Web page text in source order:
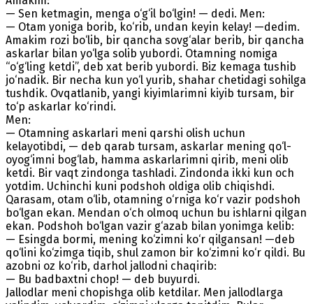
— Sen ketmagin, menga o‘g‘il bo‘lgin! — dedi. Men:
— Otam yoniga borib, ko‘rib, undan keyin kelay! —dedim.
Amakim rozi bo‘lib, bir qancha sovg‘alar berib, bir qancha
askarlar bilan yo‘lga solib yubordi. Otamning nomiga
“o‘g‘ling ketdi”, deb xat berib yubordi. Biz kemaga tushib
jo‘nadik. Bir necha kun yo‘l yurib, shahar chetidagi sohilga
tushdik. Ovqatlanib, yangi kiyimlarimni kiyib tursam, bir
to‘p askarlar ko‘rindi.
Men:
— Otamning askarlari meni qarshi olish uchun
kelayotibdi, — deb qarab tursam, askarlar mening qo‘l-
oyog‘imni bog‘lab, hamma askarlarimni qirib, meni olib
ketdi. Bir vaqt zindonga tashladi. Zindonda ikki kun och
yotdim. Uchinchi kuni podshoh oldiga olib chiqishdi.
Qarasam, otam o‘lib, otamning o‘rniga ko‘r vazir podshoh
bo‘lgan ekan. Mendan o‘ch olmoq uchun bu ishlarni qilgan
ekan. Podshoh bo‘lgan vazir g‘azab bilan yonimga kelib:
— Esingda bormi, mening ko‘zimni ko‘r qilgansan! —deb
qo‘lini ko‘zimga tiqib, shul zamon bir ko‘zimni ko‘r qildi. Bu
azobni oz ko‘rib, darhol jallodni chaqirib:
— Bu badbaxtni chop! — deb buyurdi.
Jallodlar meni chopishga olib ketdilar. Men jallodlarga